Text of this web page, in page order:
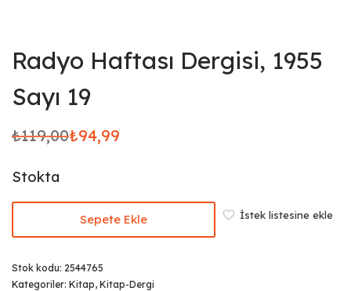
Radyo Haftası Dergisi, 1955
Sayı 19
₺119,00
Orijinal
₺119,00.
₺94,99
Şu
fiyat:
₺94,99.
Stokta
Sepete Ekle İstek listesine ekle
Stok kodu: 2544765
Kategoriler: Kitap, Kitap-Dergi